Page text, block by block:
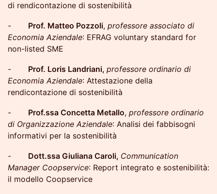
di rendicontazione di sostenibilità
- Prof. Matteo Pozzoli, professore associato di
Economia Aziendale: EFRAG voluntary standard for
non-listed SME
- Prof. Loris Landriani, professore ordinario di
Economia Aziendale: Attestazione della
rendicontazione di sostenibilità
- Prof.ssa Concetta Metallo, professore ordinario
di Organizzazione Aziendale: Analisi dei fabbisogni
informativi per la sostenibilità
- Dott.ssa Giuliana Caroli, Communication
Manager Coopservice: Report integrato e sostenibilità:
il modello Coopservice